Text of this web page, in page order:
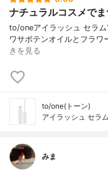
ナチュラルコスメで
to/oneアイラッシュ セ
ワサボテンオイルとフラ
きを見る
to/one(トーン)
アイラッシュ セラム
みま